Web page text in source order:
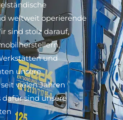
weltweit operierende
sind stolz darauf,
und
unsere
vielen Jahren
dafür sind unsere